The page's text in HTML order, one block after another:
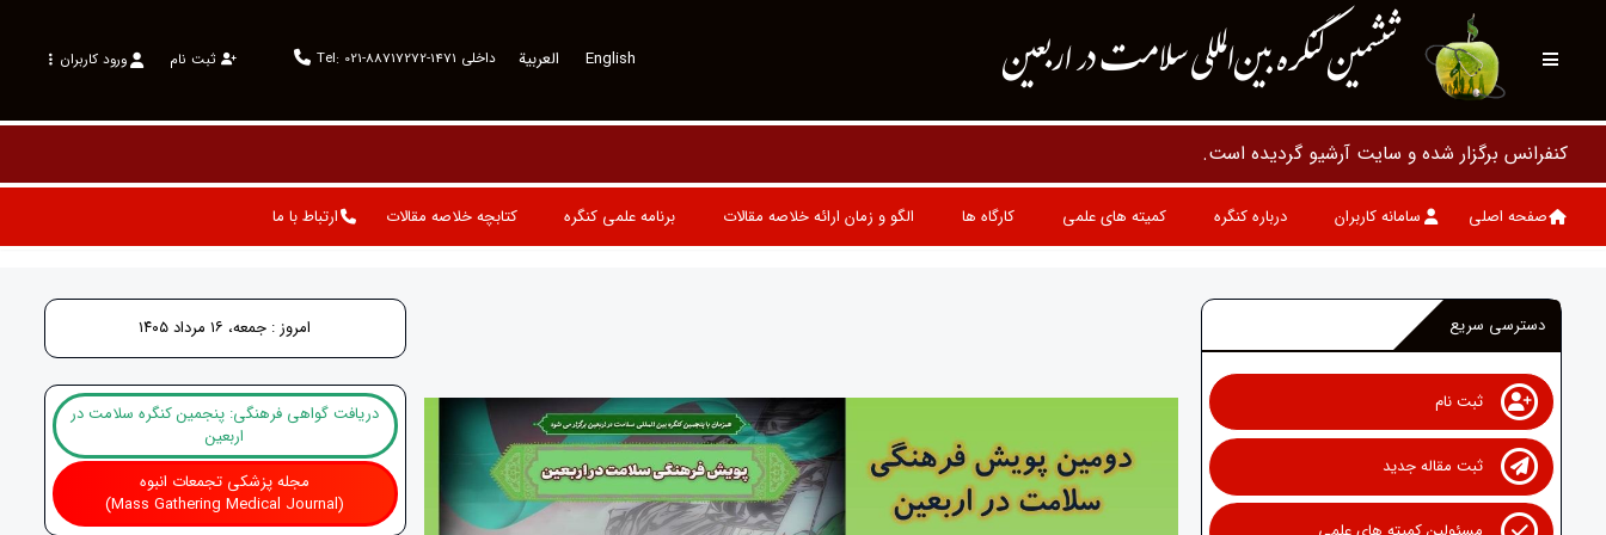
ششمین کنگره بین‌المللی سلامت در اربعین English العربية Tel: 021-88717272-داخلی 1471 ثبت نام ورود کاربران
کنفرانس ب
صفحه اصلی سامانه کاربران درباره کنگره کمیته های علمی کارگاه ها الگو و زمان ارائه خلاصه مقالات برنامه علمی کنگره کتابچه خلاصه مقالات ارتباط با ما
دسترسی سریع
ثبت نام
ثبت مقاله جدید
امروز : جمعه، ۱۶ مرداد ۱۴۰۵
دریافت گواهی فرهنگی: پنجمین کنگره سلامت در
اربعین
مجله پزشکی تجمعات انبوه
(Mass Gathering Medical Journal)